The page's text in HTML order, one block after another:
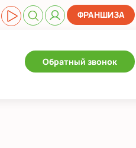
ФРАНШИЗА
Обратный звонок